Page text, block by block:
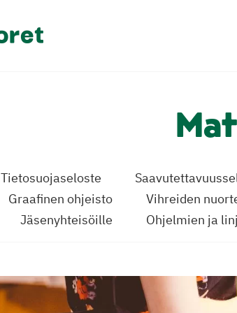
Tietosuojaseloste
Graafinen ohjeisto
Vihreiden
Jäsenyhteisöille
Ohjelmien ja